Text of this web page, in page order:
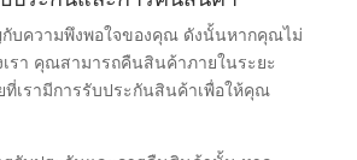
กับความพึงพอใจของคุณ ดังนั้นหากคุณไม่
รา คุณสามารถคืนสินค้าภายในระยะ
ที่เรามีการรับประกันสินค้าเพื่อให้คุณ